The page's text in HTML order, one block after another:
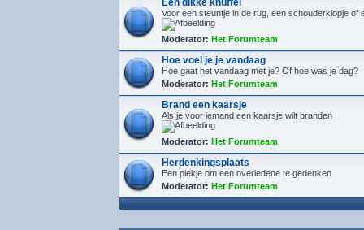
Een dikke knuffel
Voor een steuntje in de rug, een schouderklopje of
Moderator: Het Forumteam
Hoe voel je je vandaag
Hoe gaat het vandaag met je? Of hoe was je dag?
Moderator: Het Forumteam
Brand een kaarsje
Als je voor iemand een kaarsje wilt branden
Moderator: Het Forumteam
Herdenkingsplaats
Een plekje om een overledene te gedenken
Moderator: Het Forumteam